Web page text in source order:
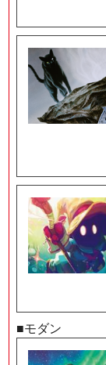
■モダン